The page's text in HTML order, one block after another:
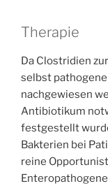
Therapie
Da Clostridien
selbst
nachgewiesen
Antibiotikum
festgestellt
Bakterien bei
reine